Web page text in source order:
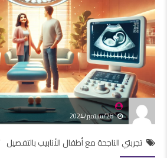
28/سبتمبر/2024
تجربتي الناجحة مع أطفال الأنابيب بالتفصيل